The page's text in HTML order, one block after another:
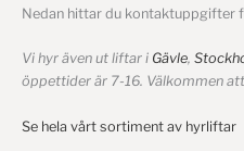
Nedan hittar du kontaktuppgifter
Vi hyr även ut liftar i Gävle,
öppettider är 7-16. Välkommen
Se hela vårt sortiment av hyrliftar